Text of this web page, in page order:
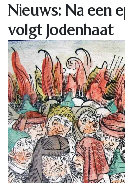
Nieuws: Na een
volgt Jodenhaat